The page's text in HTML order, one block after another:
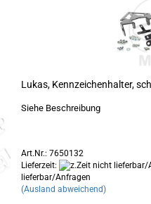
Lukas, Kennzeichenhalter,
Siehe Beschreibung
Art.Nr.: 7650132
Lieferzeit:
lieferbar/Anfragen
(Ausland abweichend)